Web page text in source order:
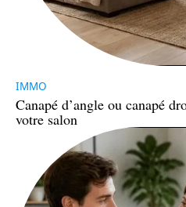
IMMO
Canapé d’angle ou canapé
votre salon